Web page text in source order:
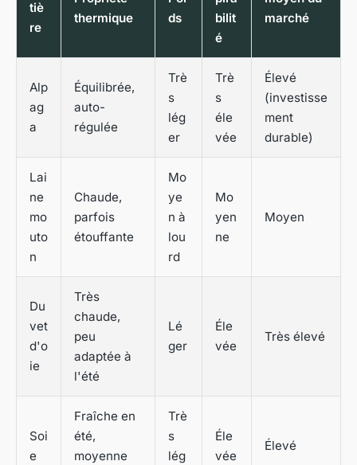
tiè
re
thermique
ds
bilit
é
marché
Alp
ag
a
Équilibrée,
auto-
régulée
Trè
s
lég
er
Trè
s
éle
vée
Élevé
(investisse
ment
durable)
Lai
ne
mo
uto
n
Chaude,
parfois
étouffante
Mo
ye
n à
lou
rd
Mo
yen
ne
Moyen
Du
vet
d'o
ie
Très
chaude,
peu
adaptée à
l'été
Lé
ger
Éle
vée
Très élevé
Soi
e
Fraîche en
été,
moyenne
Trè
s
lég
Éle
vée
Élevé